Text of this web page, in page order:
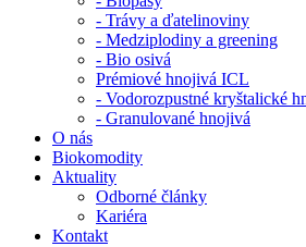
- Trávy a ďatelinoviny
- Medziplodiny a greening
- Bio osivá
Prémiové hnojivá ICL
- Vodorozpustné kryštalické
- Granulované hnojivá
O nás
Biokomodity
Aktuality
Odborné články
Kariéra
Kontakt